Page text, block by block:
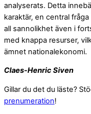
analyserats. Detta
karaktär, en central
all sannolikhet även i
med knappa resurser,
ämnet nationalekonomi.
Claes-Henric Siven
Gillar du det du läste?
prenumeration!